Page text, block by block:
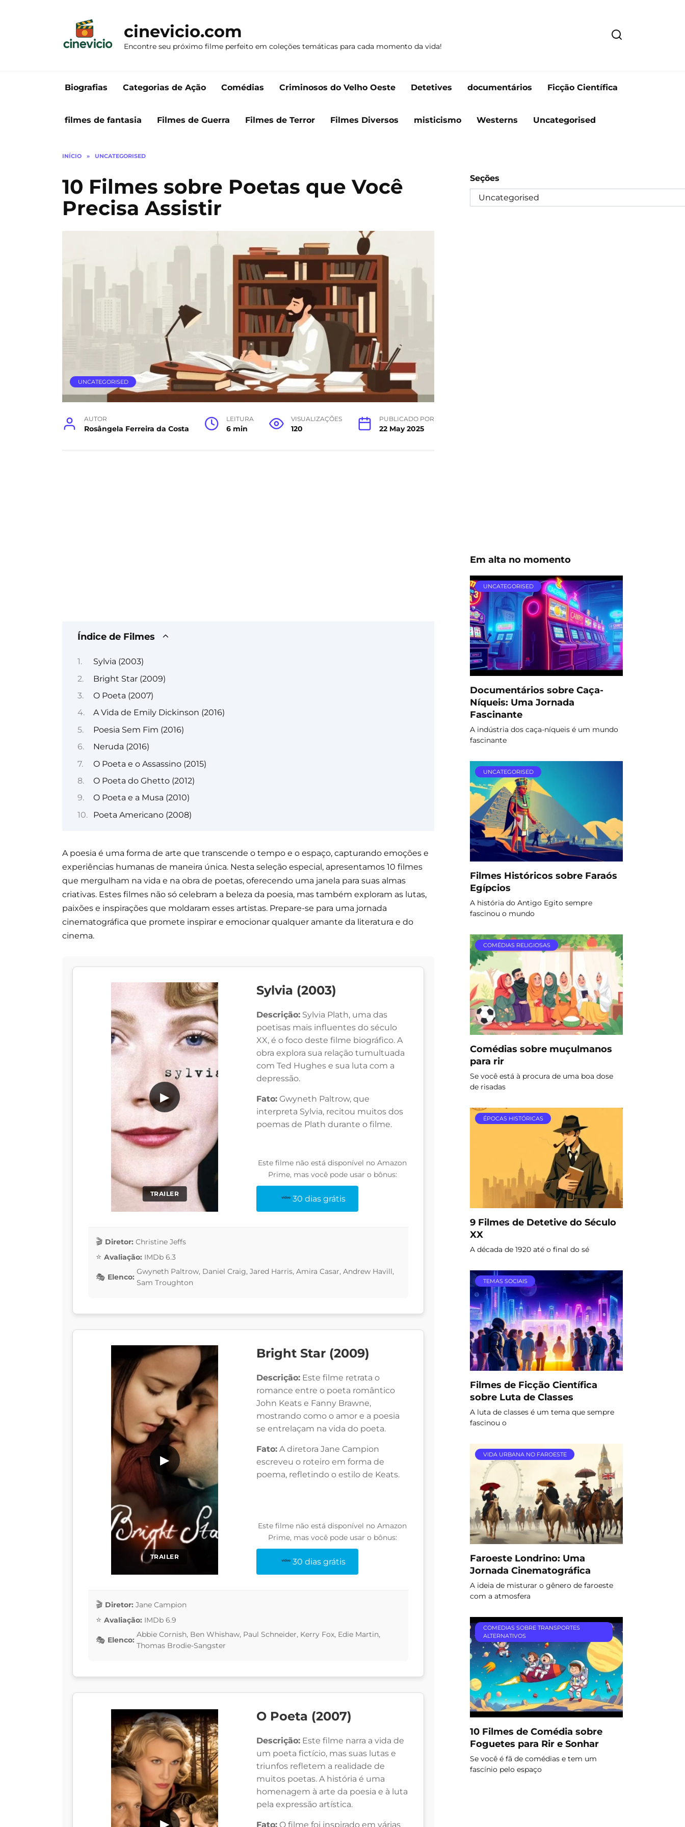
cinevicio.com
Encontre seu próximo filme perfeito em coleções temáticas para cada momento da vida!
Biografias Categorias de Ação Comédias Criminosos do Velho Oeste Detetives documentários Ficção Científica
filmes de fantasia Filmes de Guerra Filmes de Terror Filmes Diversos misticismo Westerns Uncategorised
INÍCIO » UNCATEGORISED
10 Filmes sobre Poetas que Você
Precisa Assistir
UNCATEGORISED
AUTOR
Rosângela Ferreira da Costa
LEITURA
6 min
VISUALIZAÇÕES
120
PUBLICADO POR
22 May 2025
Índice de Filmes
Sylvia (2003)
Bright Star (2009)
O Poeta (2007)
A Vida de Emily Dickinson (2016)
Poesia Sem Fim (2016)
Neruda (2016)
O Poeta e o Assassino (2015)
O Poeta do Ghetto (2012)
O Poeta e a Musa (2010)
Poeta Americano (2008)
A poesia é uma forma de arte que transcende o tempo e o espaço, capturando emoções e
experiências humanas de maneira única. Nesta seleção especial, apresentamos 10 filmes
que mergulham na vida e na obra de poetas, oferecendo uma janela para suas almas
criativas. Estes filmes não só celebram a beleza da poesia, mas também exploram as lutas,
paixões e inspirações que moldaram esses artistas. Prepare-se para uma jornada
cinematográfica que promete inspirar e emocionar qualquer amante da literatura e do
cinema.
TRAILER
▶
Sylvia (2003)
Descrição: Sylvia Plath, uma das
poetisas mais influentes do século
XX, é o foco deste filme biográfico. A
obra explora sua relação tumultuada
com Ted Hughes e sua luta com a
depressão.
Fato: Gwyneth Paltrow, que
interpreta Sylvia, recitou muitos dos
poemas de Plath durante o filme.
Este filme não está disponível no Amazon
Prime, mas você pode usar o bônus:
30 dias grátis
Diretor: Christine Jeffs
Avaliação: IMDb 6.3
Elenco:
Gwyneth Paltrow, Daniel Craig, Jared Harris, Amira Casar, Andrew Havill,
Sam Troughton
TRAILER
▶
Bright Star (2009)
Descrição: Este filme retrata o
romance entre o poeta romântico
John Keats e Fanny Brawne,
mostrando como o amor e a poesia
se entrelaçam na vida do poeta.
Fato: A diretora Jane Campion
escreveu o roteiro em forma de
poema, refletindo o estilo de Keats.
Este filme não está disponível no Amazon
Prime, mas você pode usar o bônus:
30 dias grátis
Diretor: Jane Campion
Avaliação: IMDb 6.9
Elenco:
Abbie Cornish, Ben Whishaw, Paul Schneider, Kerry Fox, Edie Martin,
Thomas Brodie-Sangster
▶
O Poeta (2007)
Descrição: Este filme narra a vida de
um poeta fictício, mas suas lutas e
triunfos refletem a realidade de
muitos poetas. A história é uma
homenagem à arte da poesia e à luta
pela expressão artística.
Fato: O filme foi inspirado em várias
Seções
Em alta no momento
UNCATEGORISED
Documentários sobre Caça-
Níqueis: Uma Jornada
Fascinante
A indústria dos caça-níqueis é um mundo
fascinante
UNCATEGORISED
Filmes Históricos sobre Faraós
Egípcios
A história do Antigo Egito sempre
fascinou o mundo
COMÉDIAS RELIGIOSAS
Comédias sobre muçulmanos
para rir
Se você está à procura de uma boa dose
de risadas
ÉPOCAS HISTÓRICAS
9 Filmes de Detetive do Século
XX
A década de 1920 até o final do sé
TEMAS SOCIAIS
Filmes de Ficção Científica
sobre Luta de Classes
A luta de classes é um tema que sempre
fascinou o
VIDA URBANA NO FAROESTE
Faroeste Londrino: Uma
Jornada Cinematográfica
A ideia de misturar o gênero de faroeste
com a atmosfera
COMEDIAS SOBRE TRANSPORTES
ALTERNATIVOS
10 Filmes de Comédia sobre
Foguetes para Rir e Sonhar
Se você é fã de comédias e tem um
fascínio pelo espaço